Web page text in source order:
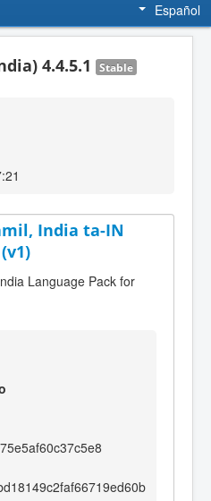
Español
4.4.5.1 Stable
India ta-IN
Language Pack for